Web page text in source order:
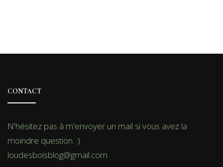
CONTACT
N'hésitez pas à m'envoyer un mail si vous avez la
moindre question. :)
loudesboisblog@gmail.com